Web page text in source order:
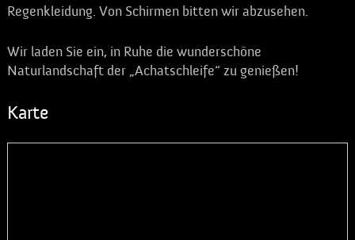
Regenkleidung. Von Schirmen bitten wir abzusehen.
Wir laden Sie ein, in Ruhe die wunderschöne
Naturlandschaft der „Achatschleife“ zu genießen!
Karte